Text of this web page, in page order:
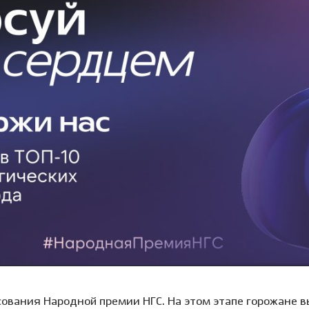
молочных зубов
ортодонтия
детей под
детского зуба
зубов особенным
уздечки
Мостовидный протез
Лечение ВНЧС
пародонтология
Удаление
Удаление
Удаление
Клиника на пл. Карла
Маркса, 1
Народной премии НГС. На этом этапе горожане